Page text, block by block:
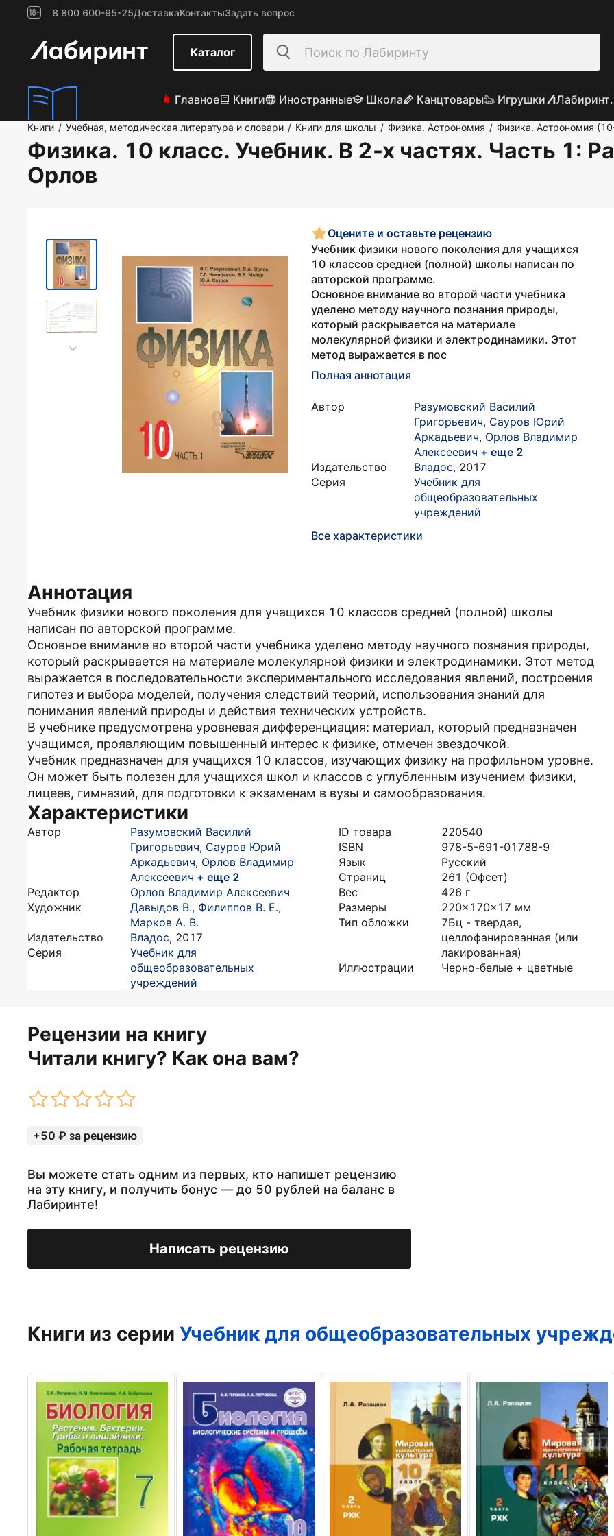
8 800 600-95-25ДоставкаКонтактыЗадать вопрос
Каталог
Главное Книги Иностранные Школа Канцтовары Игрушки
Книги / Учебная, методическая литература и словари / Книги для школы / Физика. Астрономия / Физика. Астрономия
Физика. 10 класс. Учебник. В 2-х частях. Часть 1 :
Орлов
Оцените и оставьте рецензию
Учебник физики нового поколения для учащихся
10 классов средней (полной) школы написан по
авторской программе.
Основное внимание во второй части учебника
уделено методу научного познания природы,
который раскрывается на материале
молекулярной физики и электродинамики. Этот
метод выражается в пос
Полная аннотация
Автор
Разумовский Василий
Григорьевич, Сауров Юрий
Аркадьевич, Орлов Владимир
Алексеевич + еще 2
Издательство
Владос, 2017
Серия
Учебник для
общеобразовательных
учреждений
Все характеристики
Аннотация
Учебник физики нового поколения для учащихся 10 классов средней (полной) школы
написан по авторской программе.
Основное внимание во второй части учебника уделено методу научного познания природы,
который раскрывается на материале молекулярной физики и электродинамики. Этот метод
выражается в последовательности экспериментального исследования явлений, построения
гипотез и выбора моделей, получения следствий теорий, использования знаний для
понимания явлений природы и действия технических устройств.
В учебнике предусмотрена уровневая дифференциация: материал, который предназначен
учащимся, проявляющим повышенный интерес к физике, отмечен звездочкой.
Учебник предназначен для учащихся 10 классов, изучающих физику на профильном уровне.
Он может быть полезен для учащихся школ и классов с углубленным изучением физики,
лицеев, гимназий, для подготовки к экзаменам в вузы и самообразования.
Характеристики
Автор
Разумовский Василий
Григорьевич, Сауров Юрий
Аркадьевич, Орлов Владимир
Алексеевич + еще 2
Редактор
Орлов Владимир Алексеевич
Художник
Давыдов В., Филиппов В. Е.,
Марков А. В.
Издательство
Владос, 2017
Серия
Учебник для
общеобразовательных
учреждений
ID товара
220540
ISBN
978-5-691-01788-9
Язык
Русский
Страниц
261 (Офсет)
Вес
426 г
Размеры
220x170x17 мм
Тип обложки
7Бц - твердая,
целлофанированная (или
лакированная)
Иллюстрации
Черно-белые + цветные
Рецензии на книгу
Читали книгу? Как она вам?
+50 ₽ за рецензию
Вы можете стать одним из первых, кто напишет рецензию
на эту книгу, и получить бонус — до 50 рублей на баланс в
Лабиринте!
Написать рецензию
Книги из серии Учебник для общеобразовательных